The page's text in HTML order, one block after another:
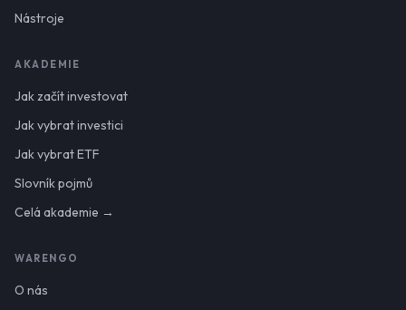
Nástroje
AKADEMIE
Jak začít investovat
Jak vybrat investici
Jak vybrat ETF
Slovník pojmů
Celá akademie →
WARENGO
O nás